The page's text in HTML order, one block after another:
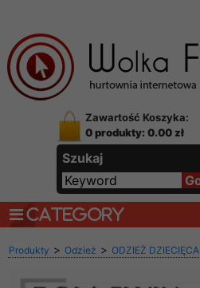
Zawartość Koszyka:
0 produkty: 0.00 zł
Szukaj
CATEGORY
Produkty > Odzież > ODZIEŻ DZIECIĘCA